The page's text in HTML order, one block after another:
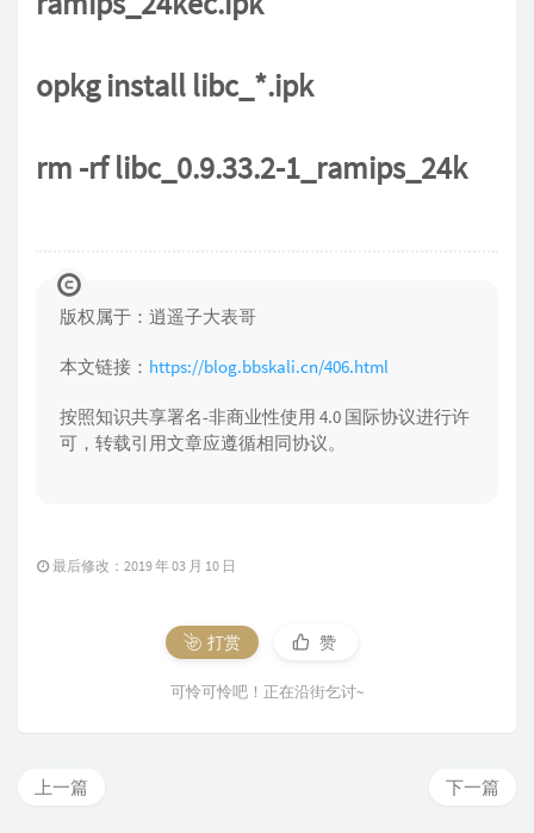
opkg install libc_*.ipk
rm -rf libc_0.9.33.2-1_ramips_24k
版权属于：逍遥子大表哥
本文链接： https://blog.bbskali.cn/406.html
按照知识共享署名-非商业性使用 4.0 国际协议进行许
可，转载引用文章应遵循相同协议。
最后修改：2019 年 03 月 10 日
打赏 赞
可怜可怜吧！正在沿街乞讨~
下一篇
上一篇